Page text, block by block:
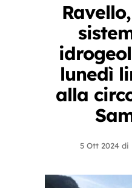
lunedì
alla
5 Ott 2024 di